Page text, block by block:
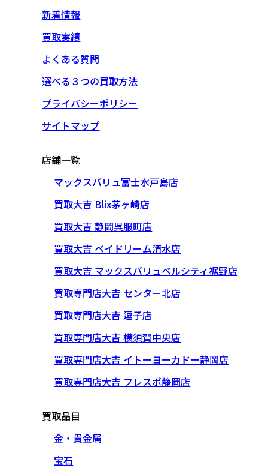
新着情報
買取実績
よくある質問
選べる３つの買取方法
プライバシーポリシー
サイトマップ
店舗一覧
マックスバリュ富士水戸島店
買取大吉 Blix茅ヶ崎店
買取大吉 静岡呉服町店
買取大吉 ベイドリーム清水店
買取大吉 マックスバリュベルシティ裾野店
買取専門店大吉 センター北店
買取専門店大吉 逗子店
買取専門店大吉 横須賀中央店
買取専門店大吉 イトーヨーカドー静岡店
買取専門店大吉 フレスポ静岡店
買取品目
金・貴金属
宝石